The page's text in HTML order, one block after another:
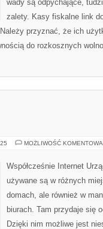
wady są odpychające,
zalety. Kasy fiskalne link
przyznać, że ich
do rozkosznych
MOŻLIWOŚĆ
Współcześnie Internet
używane są w różnych
domach, ale również w
biurach. Tam przydaje się
Dzięki nim możliwe jest